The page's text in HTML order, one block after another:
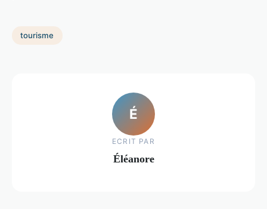
tourisme
É
ECRIT PAR
Éléanore